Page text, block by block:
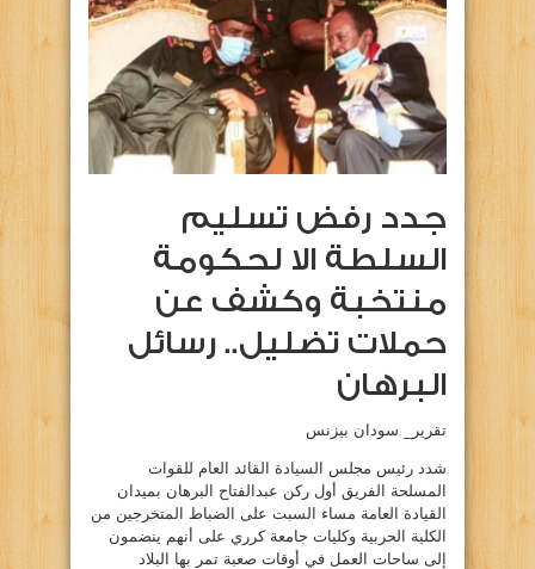
جدد رفض تسليم
السلطة الا لحكومة
منتخبة وكشف عن
حملات تضليل.. رسائل
البرهان
تقرير_ سودان بيزنس
شدد رئيس مجلس السيادة القائد العام للقوات
المسلحة الفريق أول ركن عبدالفتاح البرهان بميدان
القيادة العامة مساء السبت على الضباط المتخرجين من
الكلية الحربية وكليات جامعة كرري على أنهم ينضمون
إلى ساحات العمل في أوقات صعبة تمر بها البلاد